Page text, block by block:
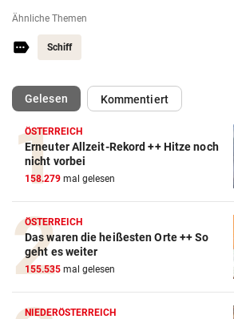
Ähnliche Themen
Schiff
Gelesen(ausgewählt)Kommentiert
ÖSTERREICH
Erneuter Allzeit-Rekord ++ Hitze noch
nicht vorbei
158.279 mal gelesen
ÖSTERREICH
Das waren die heißesten Orte ++ So
geht es weiter
155.535 mal gelesen
NIEDERÖSTERREICH